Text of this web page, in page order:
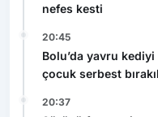
nefes kesti
20:45
Bolu’da yavru
çocuk serbest
20:37